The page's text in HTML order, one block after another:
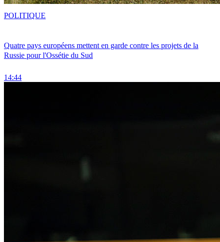
Quatre pays européens mettent en garde contre les projets de la
Russie pour l'Ossétie du Sud
14:44
POLITIQUE